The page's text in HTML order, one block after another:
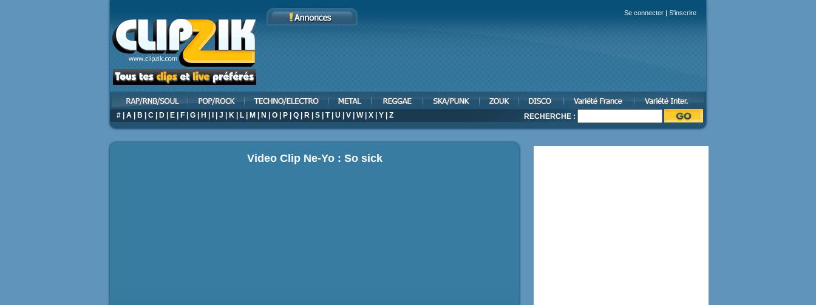
Se connecter | S'inscrire
# A B C D E F G H J K L M N O P Q R S T| U V W| X Y Z RECHERCHE :
Video Clip Ne-Yo : So sick